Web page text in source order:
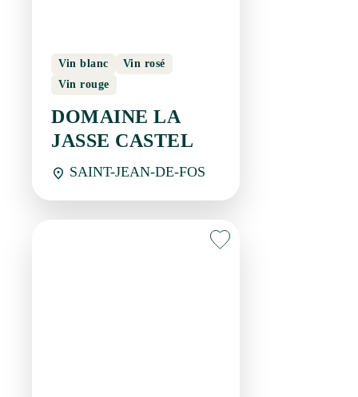
Vin blanc
Vin rosé
Vin rouge
DOMAINE LA JASSE
CASTEL
SAINT-JEAN-DE-FOS